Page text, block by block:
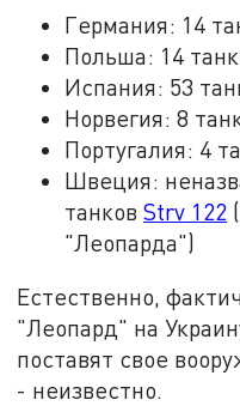
Германия: 14
Польша: 14
Испания: 53
Норвегия: 8
Португалия: 4
Швеция:
танковStrv 122
"Леопарда")
Естественно,
"Леопард" на
поставят свое
- неизвестно.